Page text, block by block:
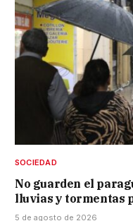
SOCIEDAD
No guarden el
lluvias y tormentas
5 de agosto de 2026